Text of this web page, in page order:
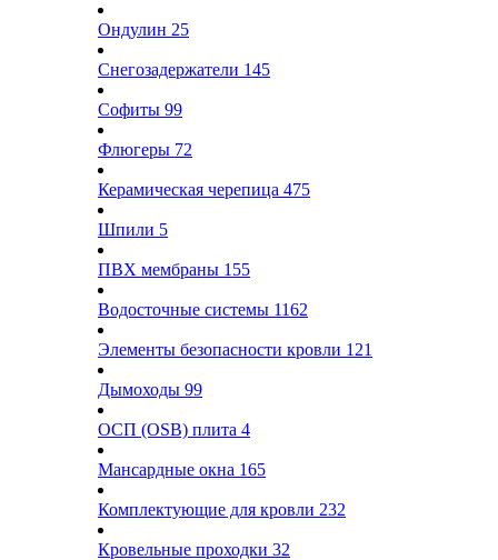
Ондулин 25
Снегозадержатели 145
Софиты 99
Флюгеры 72
Керамическая черепица 475
Шпили 5
ПВХ мембраны 155
Водосточные системы 1162
Элементы безопасности кровли 121
Дымоходы 99
ОСП (OSB) плита 4
Мансардные окна 165
Комплектующие для кровли 232
Кровельные проходки 32